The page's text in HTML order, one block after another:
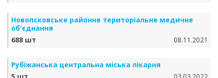
Новопсковське районне територіальне медичне
об'єднання
688 шт
08.11.2021
Рубіжанська центральна міська лікарня